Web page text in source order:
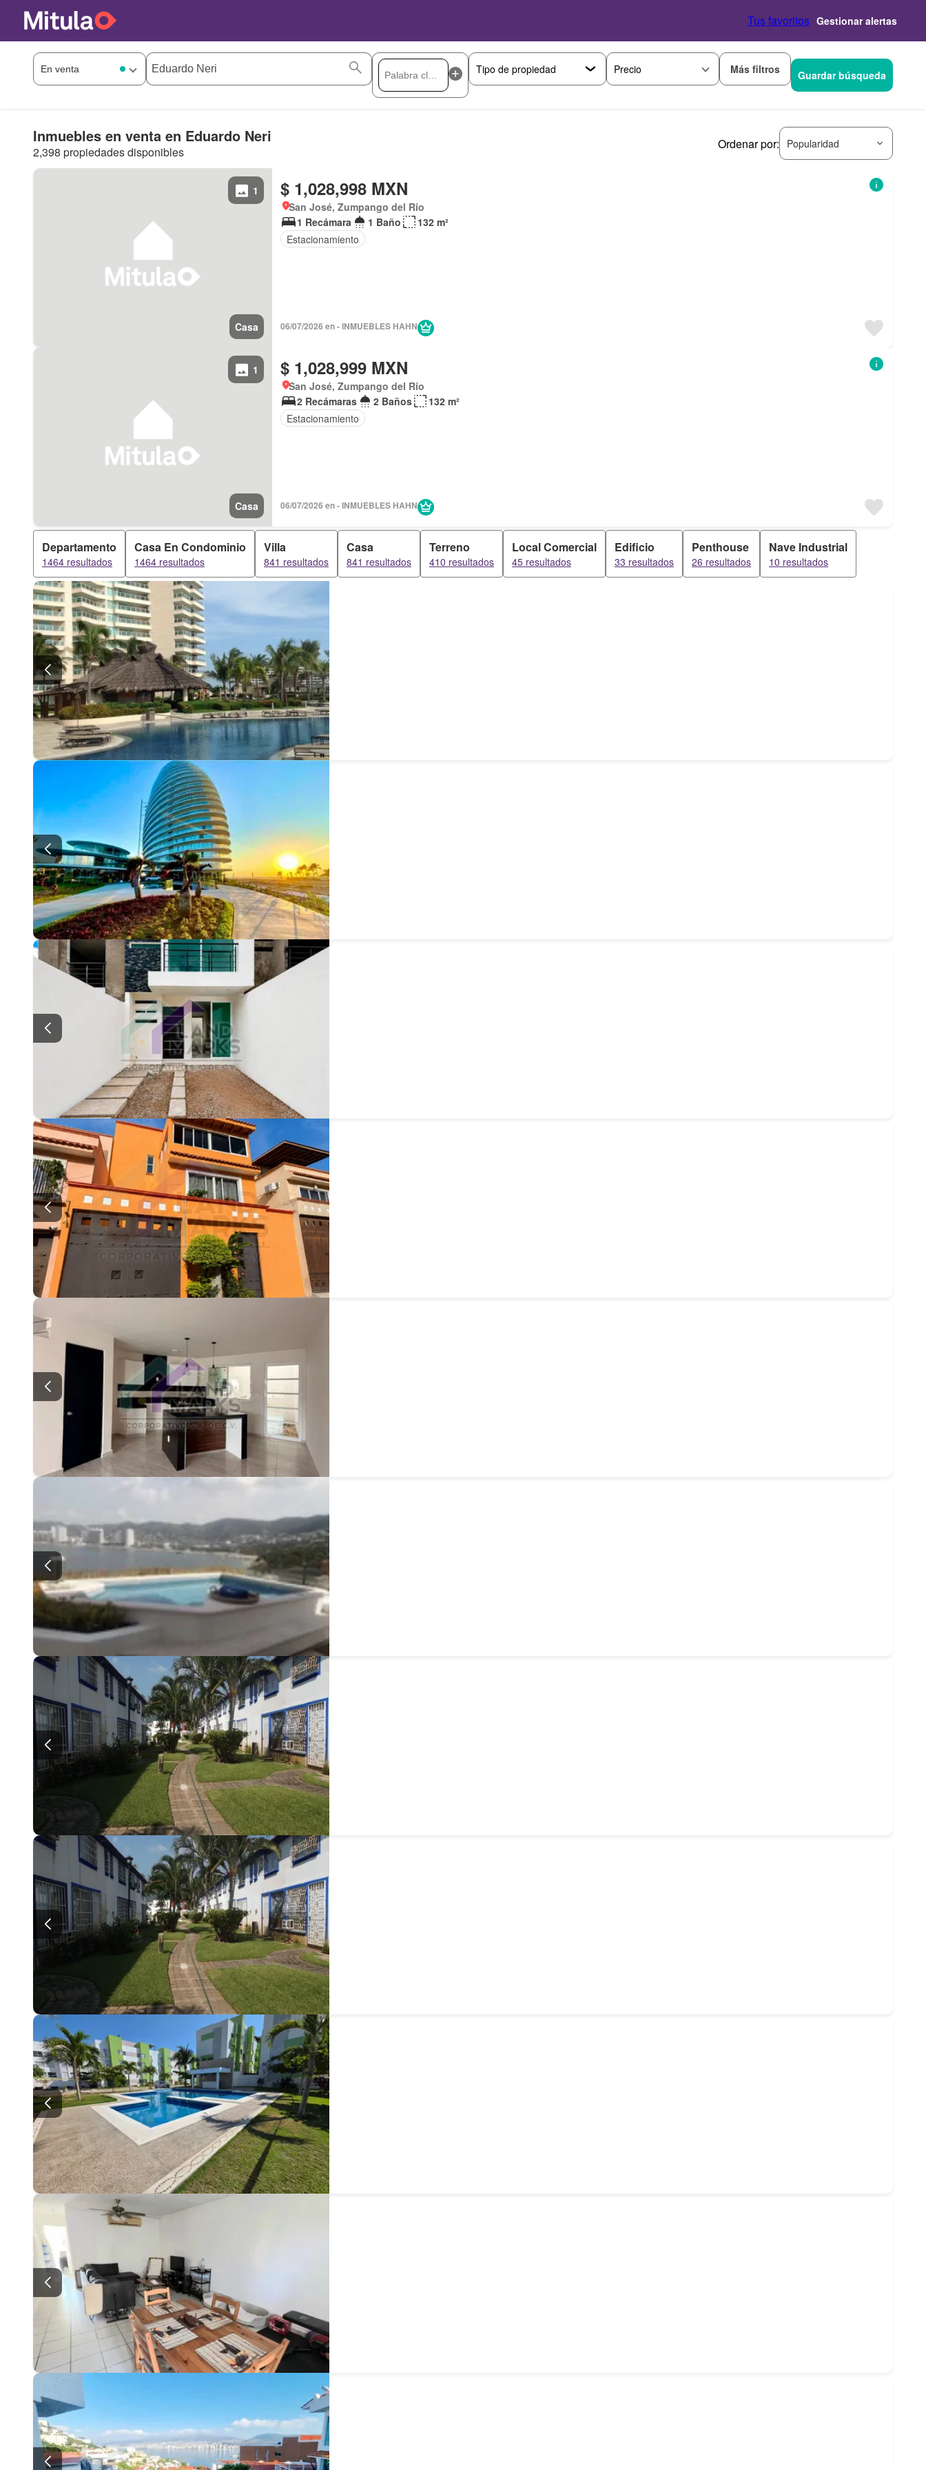
Tus favoritos Gestionar alertas
Precio Más filtros Guardar búsqueda
Inmuebles en venta en Eduardo Neri
2,398 propiedades disponibles
Ordenar por: Popularidad
Casa
1 $ 1,028,998 MXN
San José, Zumpango del Río
1 Recámara
1 Baño
132 m²
Estacionamiento
06/07/2026 en - INMUEBLES HAHN
Casa
1 $ 1,028,999 MXN
San José, Zumpango del Río
2 Recámaras
2 Baños
132 m²
Estacionamiento
06/07/2026 en - INMUEBLES HAHN
Departamento
1464 resultados
Casa En Condominio
1464 resultados
Villa
841 resultados
Casa
841 resultados
Terreno
410 resultados
Local Comercial
45 resultados
Edificio
33 resultados
Penthouse
26 resultados
Nave Industrial
10 resultados